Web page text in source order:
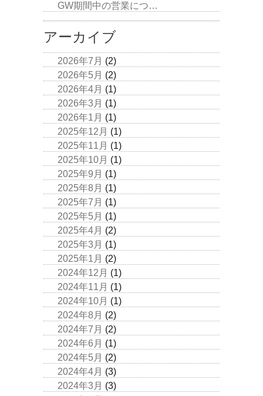
GW期間中の営業につ…
アーカイブ
2026年7月 (2)
2026年5月 (2)
2026年4月 (1)
2026年3月 (1)
2026年1月 (1)
2025年12月 (1)
2025年11月 (1)
2025年10月 (1)
2025年9月 (1)
2025年8月 (1)
2025年7月 (1)
2025年5月 (1)
2025年4月 (2)
2025年3月 (1)
2025年1月 (2)
2024年12月 (1)
2024年11月 (1)
2024年10月 (1)
2024年8月 (2)
2024年7月 (2)
2024年6月 (1)
2024年5月 (2)
2024年4月 (3)
2024年3月 (3)